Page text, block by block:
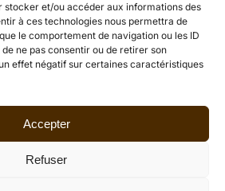
stocker et/ou accéder aux informations des
à ces technologies nous permettra de
le comportement de navigation ou les ID
ne pas consentir ou de retirer son
effet négatif sur certaines caractéristiques
Accepter
Refuser
du chocolat
de Tervuren, 12,
Waterloo
Belgique